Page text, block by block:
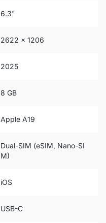
6.3"
2622 x 1206
2025
8 GB
Apple A19
Dual-SIM (eSIM, Nano-SI
M)
iOS
USB-C